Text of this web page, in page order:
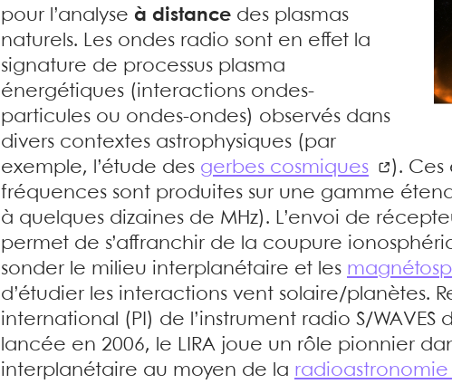
pour l’analyse à distance des plasmas
naturels. Les ondes radio sont en effet la
signature de processus plasma
énergétiques (interactions ondes-
particules ou ondes-ondes) observés dans
divers contextes astrophysiques (par
exemple, l’étude des gerbes cosmiques
). Ces
fréquences sont produites sur une gamme
à quelques dizaines de MHz). L’envoi de
permet de s’affranchir de la coupure
sonder le milieu interplanétaire et les
d’étudier les interactions vent solaire/planètes.
international (PI) de l’instrument radio S/WAVES
lancée en 2006, le LIRA joue un rôle pionnier
interplanétaire au moyen de la radioastronomie